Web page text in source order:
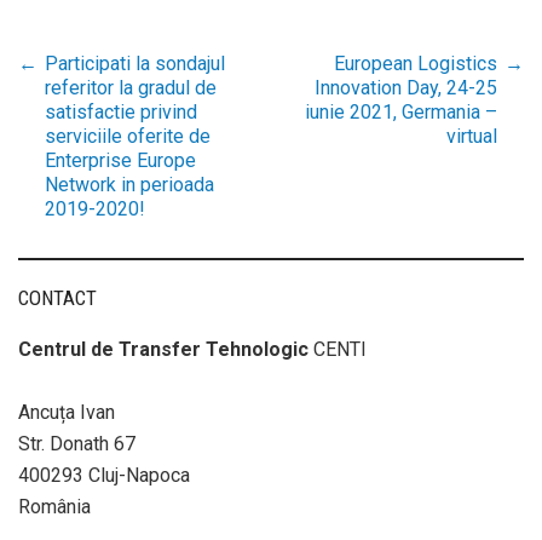
Post
navigation
← Participati la sondajul
referitor la gradul de
satisfactie privind
serviciile oferite de
Enterprise Europe
Network in perioada
2019-2020!
European Logistics
Innovation Day, 24-25
iunie 2021, Germania –
virtual
→
CONTACT
Centrul de Transfer Tehnologic CENTI
Ancuța Ivan
Str. Donath 67
400293 Cluj-Napoca
România